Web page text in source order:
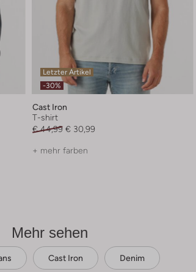
Letzter Artikel
-30%
Cast Iron
T-shirt
€ 44,99 € 30,99
+ mehr farben
Mehr sehen
Cast Iron Denim